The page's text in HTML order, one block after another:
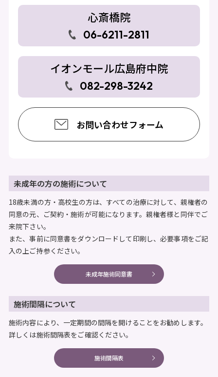
心斎橋院
06-6211-2811
イオンモール広島府中院
082-298-3242
お問い合わせフォーム
未成年の方の施術について
18歳未満の方・高校生の方は、すべての治療に対して、親権者の
同意の元、ご契約・施術が可能になります。親権者様と同伴でご
来院下さい。
また、事前に同意書をダウンロードして印刷し、必要事項をご記
入の上ご持参ください。
未成年施術同意書
施術間隔について
施術内容により、一定期間の間隔を開けることをお勧めします。
詳しくは施術間隔表をご確認ください。
施術間隔表